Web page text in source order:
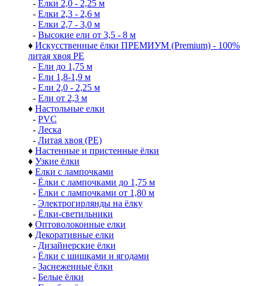
- Елки 2,0 - 2,25 м
- Елки 2,3 - 2,6 м
- Елки 2,7 - 3,0 м
- Высокие ели от 3,5 - 8 м
♦ Искусственные ёлки ПРЕМИУМ (Premium) - 100%
литая хвоя РЕ
- Ели до 1,75 м
- Ели 1,8-1,9 м
- Ели 2,0 - 2,25 м
- Ели от 2,3 м
♦ Настольные елки
- PVC
- Леска
- Литая хвоя (РЕ)
♦ Настенные и пристенные ёлки
♦ Узкие ёлки
♦ Елки с лампочками
- Ёлки с лампочками до 1,75 м
- Ёлки с лампочками от 1,80 м
- Электрогирлянды на ёлку
- Ёлки-светильники
♦ Оптоволоконные елки
♦ Декоративные елки
- Дизайнерские ёлки
- Ёлки с шишками и ягодами
- Заснеженные ёлки
- Белые ёлки